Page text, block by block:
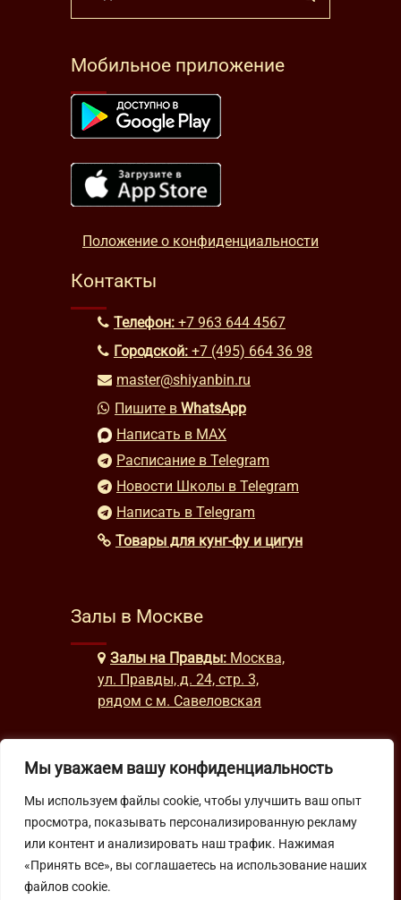
Мы уважаем вашу конфиденциальность
Мы используем файлы cookie, чтобы улучшить ваш опыт
просмотра, показывать персонализированную рекламу
или контент и анализировать наш трафик. Нажимая
«Принять все», вы соглашаетесь на использование наших
файлов cookie.
Мобильное приложение
Положение о конфиденциальности
Контакты
Телефон: +7 963 644 4567
Городской: +7 (495) 664 36 98
master@shiyanbin.ru
Пишите в WhatsApp
Написать в MAX
Расписание в Telegram
Новости Школы в Telegram
Написать в Telegram
Товары для кунг-фу и цигун
Залы в Москве
Залы на Правды: Москва,
ул. Правды, д. 24, стр. 3,
рядом с м. Савеловская
Часы работы
будни: с 9:00 до 22:00
выходные: с 10:00 до 19:30
Подпишитесь на нашу рассылку